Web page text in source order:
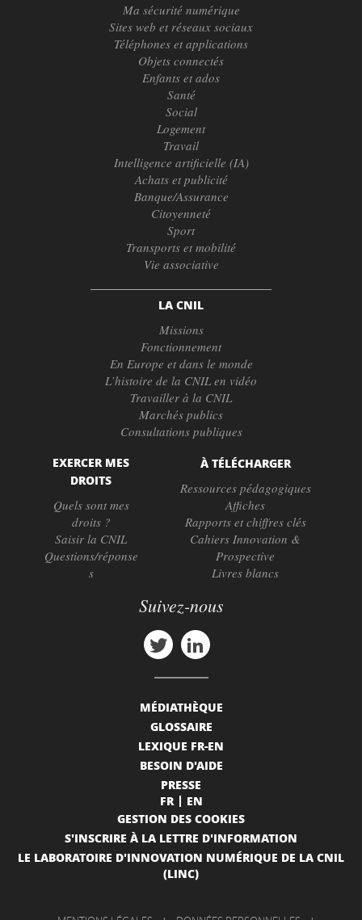
Ma sécurité numérique
Sites web et réseaux sociaux
Téléphones et applications
Objets connectés
Enfants et ados
Santé
Social
Logement
Travail
Intelligence artificielle (IA)
Achats et publicité
Banque/Assurance
Citoyenneté
Sport
Transports et mobilité
Vie associative
LA CNIL
Missions
Fonctionnement
En Europe et dans le monde
L’histoire de la CNIL en vidéo
Travailler à la CNIL
Marchés publics
Consultations publiques
EXERCER MES
DROITS
Quels sont mes
droits ?
Saisir la CNIL
Questions/réponse
s
À TÉLÉCHARGER
Ressources pédagogiques
Affiches
Rapports et chiffres clés
Cahiers Innovation &
Prospective
Livres blancs
Suivez-nous
MÉDIATHÈQUE
GLOSSAIRE
LEXIQUE FR-EN
BESOIN D'AIDE
PRESSE
FR
EN
GESTION DES COOKIES
S'INSCRIRE À LA LETTRE D'INFORMATION
LE LABORATOIRE D'INNOVATION NUMÉRIQUE DE LA CNIL
(LINC)